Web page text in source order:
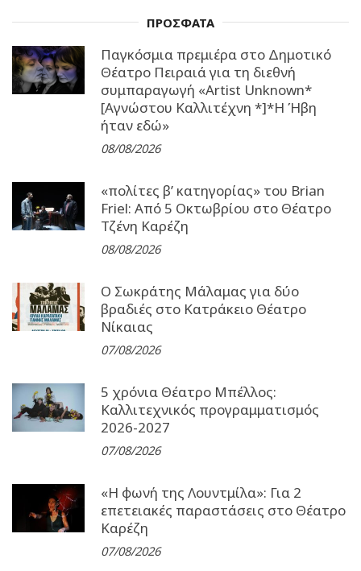
ΠΡΟΣΦΑΤΑ
Παγκόσμια πρεμιέρα στο Δημοτικό
Θέατρο Πειραιά για τη διεθνή
συμπαραγωγή «Artist Unknown*
[Αγνώστου Καλλιτέχνη *]*Η Ήβη
ήταν εδώ»
08/08/2026
«πολίτες β’ κατηγορίας» του Brian
Friel: Από 5 Οκτωβρίου στο Θέατρο
Τζένη Καρέζη
08/08/2026
Ο Σωκράτης Μάλαμας για δύο
βραδιές στο Κατράκειο Θέατρο
Νίκαιας
07/08/2026
5 χρόνια Θέατρο Μπέλλος:
Καλλιτεχνικός προγραμματισμός
2026-2027
07/08/2026
«Η φωνή της Λουντμίλα»: Για 2
επετειακές παραστάσεις στο Θέατρο
Καρέζη
07/08/2026